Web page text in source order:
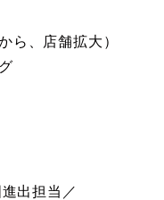
ら、店舗拡大）
出担当／